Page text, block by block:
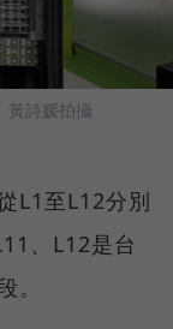
黃詩媛拍攝
L1至L12分別
、L12是台
。